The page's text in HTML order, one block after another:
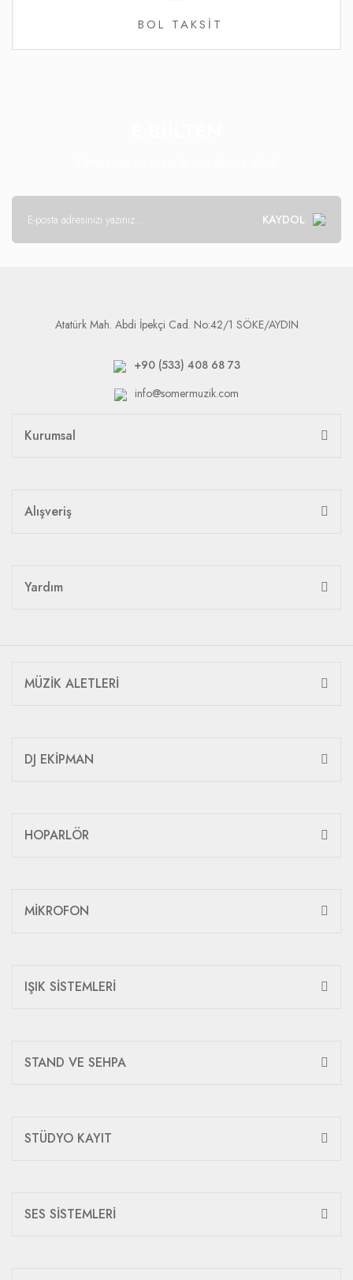
BOL TAKSİT
KAYDOL
Atatürk Mah. Abdi İpekçi Cad. No:42/1 SÖKE/AYDIN
+90 (533) 408 68 73
info@somermuzik.com
Kurumsal
Alışveriş
Yardım
MÜZİK ALETLERİ
DJ EKİPMAN
HOPARLÖR
MİKROFON
IŞIK SİSTEMLERİ
STAND VE SEHPA
STÜDYO KAYIT
SES SİSTEMLERİ